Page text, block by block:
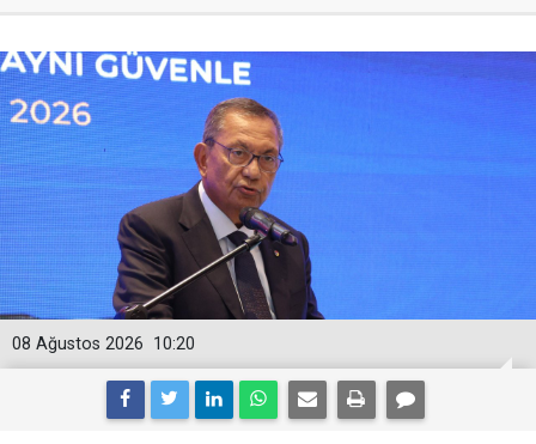
10:20
08 Ağustos 2026